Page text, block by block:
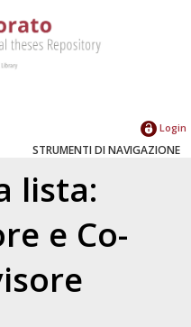
Login
STRUMENTI DI NAVIGAZIONE
lista:
e Co-